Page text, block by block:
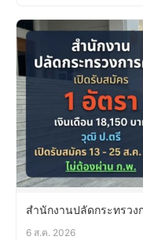
สำนักงานปลัดกระทรวง
6 ส.ค. 2026